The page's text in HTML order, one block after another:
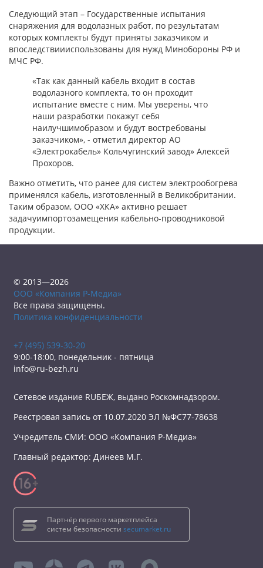
Следующий этап – Государственные испытания
снаряжения для водолазных работ, по результатам
которых комплекты будут приняты заказчиком и
впоследствиииспользованы для нужд Минобороны РФ и
МЧС РФ.
«Так как данный кабель входит в состав
водолазного комплекта, то он проходит
испытание вместе с ним. Мы уверены, что
наши разработки покажут себя
наилучшимобразом и будут востребованы
заказчиком», - отметил директор АО
«Электрокабель» Кольчугинский завод» Алексей
Прохоров.
Важно отметить, что ранее для систем электрообогрева
применялся кабель, изготовленный в Великобритании.
Таким образом, ООО «ХКА» активно решает
задачуимпортозамещения кабельно-проводниковой
продукции.
© 2013—2026
ООО «Компания Р-Медиа»
Все права защищены.
Политика конфиденциальности
+7 (495) 539-30-20
9:00-18:00, понедельник - пятница
info@ru-bezh.ru
Сетевое издание RUБЕЖ, выдано Роскомнадзором.
Реестровая запись от 10.07.2020 ЭЛ №ФС77-78638
Учредитель СМИ: ООО «Компания Р-Медиа»
Главный редактор: Динеев М.Г.
Партнёр первого маркетплейса
систем безопасности secumarket.ru